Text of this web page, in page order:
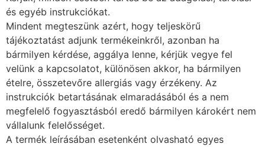
és egyéb instrukciókat.
Mindent megteszünk azért, hogy teljeskörű
tájékoztatást adjunk termékeinkről, azonban ha
bármilyen kérdése, aggálya lenne, kérjük vegye fel
velünk a kapcsolatot, különösen akkor, ha bármilyen
ételre, összetevőre allergiás vagy érzékeny. Az
instrukciók betartásának elmaradásából és a nem
megfelelő fogyasztásból eredő bármilyen károkért nem
vállalunk felelősséget.
A termék leírásában esetenként olvasható egyes